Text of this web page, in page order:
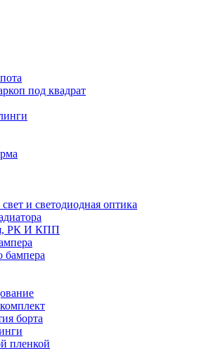
под квадрат
и светодиодная оптика
РК И КПП
бампера
борта
пленкой